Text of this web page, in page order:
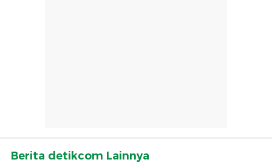
Berita detikcom Lainnya